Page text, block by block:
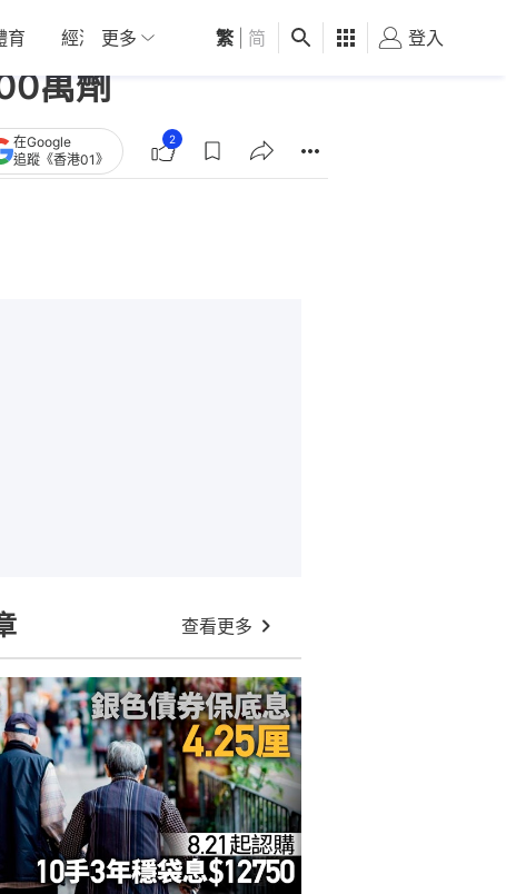
育 經濟 01深圳 觀點 健康 好食玩飛
更多 繁 简 登入
萬劑
在Google
追蹤《香港01》
2
查看更多